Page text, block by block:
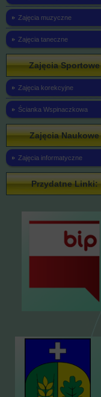
Zajęcia muzyczne
Zajęcia taneczne
Zajęcia Sportowe
Zajęcia korekcyjne
Ścianka Wspinaczkowa
Zajęcia Naukowe
Zajęcia informatyczne
Przydatne Linki: